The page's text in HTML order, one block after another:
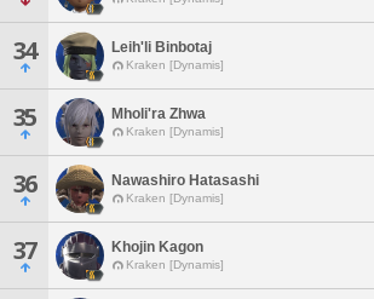
34 Leih'li Binbotaj
Kraken [Dynamis]
35 Mholi'ra Zhwa
Kraken [Dynamis]
36 Nawashiro Hatasashi
Kraken [Dynamis]
37 Khojin Kagon
Kraken [Dynamis]